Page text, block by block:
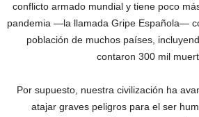
conflicto armado mundial y tiene poco
pandemia —la llamada Gripe Española—
población de muchos países,
contaron 300 mil
Por supuesto, nuestra civilización ha
atajar graves peligros para el ser